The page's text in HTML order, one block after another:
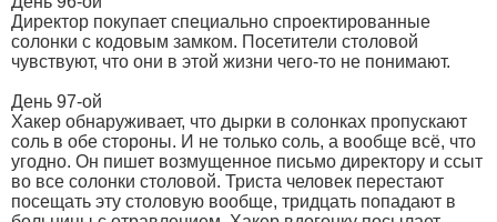
Директор покупает специально спроектированные
солонки с кодовым замком. Посетители столовой
чувствуют, что они в этой жизни чего-то не понимают.
День 97-ой
Хакер обнаруживает, что дырки в солонках пропускают
соль в обе стороны. И не только соль, а вообще всё, что
угодно. Он пишет возмущенное письмо директору и ссыт
во все солонки столовой. Триста человек перестают
посещать эту столовую вообще, тридцать попадают в